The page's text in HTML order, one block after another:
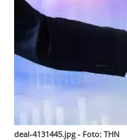
deal-4131445.jpg - Foto: THN